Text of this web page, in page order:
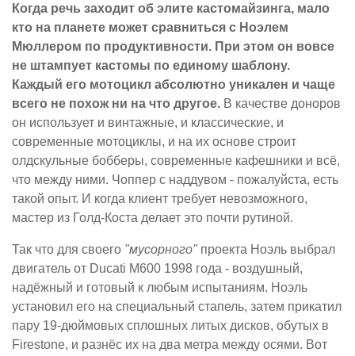
Когда речь заходит об элите кастомайзинга, мало
кто на планете может сравниться с Ноэлем
Мюллером по продуктивности. При этом он вовсе
не штампует кастомы по единому шаблону.
Каждый его мотоцикл абсолютно уникален и чаще
всего не похож ни на что другое. В качестве доноров
он использует и винтажные, и классические, и
современные мотоциклы, и на их основе строит
олдскульные бобберы, современные кафешники и всё,
что между ними. Чоппер с наддувом - пожалуйста, есть
такой опыт. И когда клиент требует невозможного,
мастер из Голд-Коста делает это почти рутиной.
Так что для своего "мусорного" проекта Ноэль выбрал
двигатель от Ducati M600 1998 года - воздушный,
надёжный и готовый к любым испытаниям. Ноэль
установил его на специальный стапель, затем прикатил
пару 19-дюймовых сплошных литых дисков, обутых в
Firestone, и разнёс их на два метра между осями. Вот